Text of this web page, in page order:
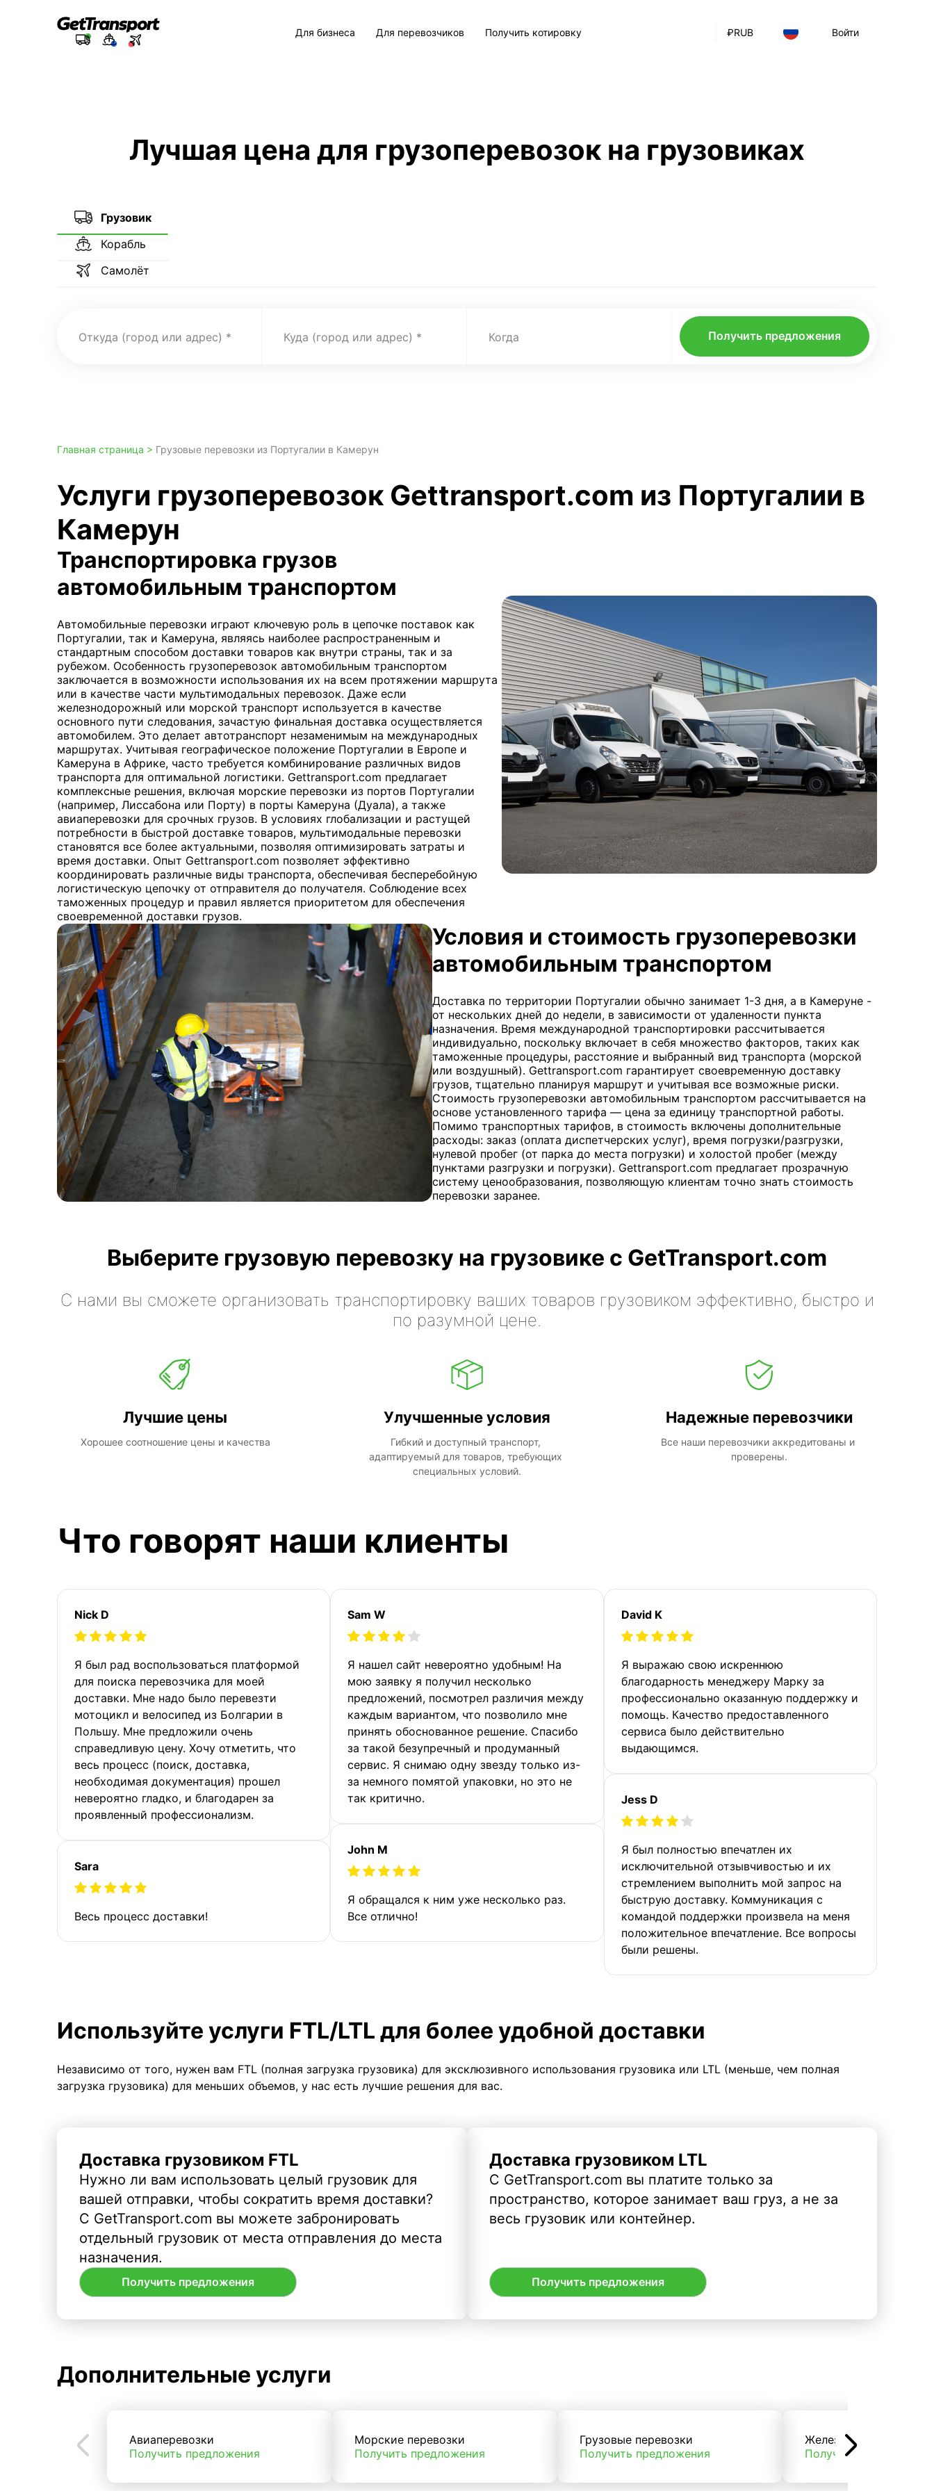
₽RUB Войти
Для бизнеса Для перевозчиков Получить котировку
Лучшая цена для грузоперевозок на грузовиках
Грузовик
Корабль
Самолёт
Откуда (город или адрес) Куда (город или адрес) Когда Получить предложения
Главная страница > Грузовые перевозки из Португалии в Камерун
Услуги грузоперевозок Gettransport.com из Португалии в
Камерун
Транспортировка грузов
автомобильным транспортом
Автомобильные перевозки играют ключевую роль в цепочке поставок как
Португалии, так и Камеруна, являясь наиболее распространенным и
стандартным способом доставки товаров как внутри страны, так и за
рубежом. Особенность грузоперевозок автомобильным транспортом
заключается в возможности использования их на всем протяжении маршрута
или в качестве части мультимодальных перевозок. Даже если
железнодорожный или морской транспорт используется в качестве
основного пути следования, зачастую финальная доставка осуществляется
автомобилем. Это делает автотранспорт незаменимым на международных
маршрутах. Учитывая географическое положение Португалии в Европе и
Камеруна в Африке, часто требуется комбинирование различных видов
транспорта для оптимальной логистики. Gettransport.com предлагает
комплексные решения, включая морские перевозки из портов Португалии
(например, Лиссабона или Порту) в порты Камеруна (Дуала), а также
авиаперевозки для срочных грузов. В условиях глобализации и растущей
потребности в быстрой доставке товаров, мультимодальные перевозки
становятся все более актуальными, позволяя оптимизировать затраты и
время доставки. Опыт Gettransport.com позволяет эффективно
координировать различные виды транспорта, обеспечивая бесперебойную
логистическую цепочку от отправителя до получателя. Соблюдение всех
таможенных процедур и правил является приоритетом для обеспечения
своевременной доставки грузов.
Условия и стоимость грузоперевозки
автомобильным транспортом
Доставка по территории Португалии обычно занимает 1-3 дня, а в Камеруне -
от нескольких дней до недели, в зависимости от удаленности пункта
назначения. Время международной транспортировки рассчитывается
индивидуально, поскольку включает в себя множество факторов, таких как
таможенные процедуры, расстояние и выбранный вид транспорта (морской
или воздушный). Gettransport.com гарантирует своевременную доставку
грузов, тщательно планируя маршрут и учитывая все возможные риски.
Стоимость грузоперевозки автомобильным транспортом рассчитывается на
основе установленного тарифа — цена за единицу транспортной работы.
Помимо транспортных тарифов, в стоимость включены дополнительные
расходы: заказ (оплата диспетчерских услуг), время погрузки/разгрузки,
нулевой пробег (от парка до места погрузки) и холостой пробег (между
пунктами разгрузки и погрузки). Gettransport.com предлагает прозрачную
систему ценообразования, позволяющую клиентам точно знать стоимость
перевозки заранее.
Выберите грузовую перевозку на грузовике с GetTransport.com
С нами вы сможете организовать транспортировку ваших товаров грузовиком эффективно, быстро и
по разумной цене.
Лучшие цены
Хорошее соотношение цены и качества
Улучшенные условия
Гибкий и доступный транспорт,
адаптируемый для товаров, требующих
специальных условий.
Надежные перевозчики
Все наши перевозчики аккредитованы и
проверены.
Что говорят наши клиенты
Nick D
Я был рад воспользоваться платформой
для поиска перевозчика для моей
доставки. Мне надо было перевезти
мотоцикл и велосипед из Болгарии в
Польшу. Мне предложили очень
справедливую цену. Хочу отметить, что
весь процесс (поиск, доставка,
необходимая документация) прошел
невероятно гладко, и благодарен за
проявленный профессионализм.
Sara
Весь процесс доставки!
Sam W
Я нашел сайт невероятно удобным! На
мою заявку я получил несколько
предложений, посмотрел различия между
каждым вариантом, что позволило мне
принять обоснованное решение. Спасибо
за такой безупречный и продуманный
сервис. Я снимаю одну звезду только из-
за немного помятой упаковки, но это не
так критично.
John M
Я обращался к ним уже несколько раз.
Все отлично!
David K
Я выражаю свою искреннюю
благодарность менеджеру Марку за
профессионально оказанную поддержку и
помощь. Качество предоставленного
сервиса было действительно
выдающимся.
Jess D
Я был полностью впечатлен их
исключительной отзывчивостью и их
стремлением выполнить мой запрос на
быструю доставку. Коммуникация с
командой поддержки произвела на меня
положительное впечатление. Все вопросы
были решены.
Используйте услуги FTL/LTL для более удобной доставки
Независимо от того, нужен вам FTL (полная загрузка грузовика) для эксклюзивного использования грузовика или LTL (меньше, чем полная
загрузка грузовика) для меньших объемов, у нас есть лучшие решения для вас.
Доставка грузовиком FTL
Нужно ли вам использовать целый грузовик для
вашей отправки, чтобы сократить время доставки?
С GetTransport.com вы можете забронировать
отдельный грузовик от места отправления до места
назначения.
Получить предложения
Доставка грузовиком LTL
С GetTransport.com вы платите только за
пространство, которое занимает ваш груз, а не за
весь грузовик или контейнер.
Получить предложения
Дополнительные услуги
Авиаперевозки
Получить предложения
Морские перевозки
Получить предложения
Грузовые перевозки
Получить предложения
Железнодорожные
Получить